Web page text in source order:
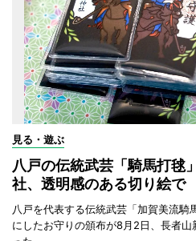
見る・遊ぶ
八戸の伝統武芸「騎馬打
社、透明感のある切り絵で
八戸を代表する伝統武芸「加賀美流騎
にしたお守りの頒布が8月2日、長者山